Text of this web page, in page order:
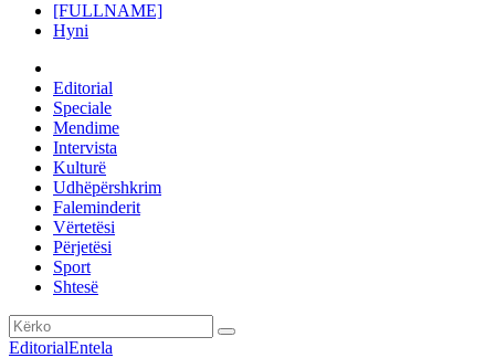
[FULLNAME]
Hyni
Editorial
Speciale
Mendime
Intervista
Kulturë
Udhëpërshkrim
Faleminderit
Vërtetësi
Përjetësi
Sport
Shtesë
EditorialEntela